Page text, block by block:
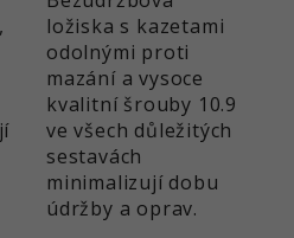
ložiska s kazetami
odolnými proti
mazání a vysoce
kvalitní šrouby 10.9
ve všech důležitých
sestavách
minimalizují dobu
údržby a oprav.
Mimo jiné náhodně
ID pro historické
vámi provedených
pokud to provozovatel
stránek nastavil.
a kampaních a ke
používání webových
pro analytickou zprávu
Soubory cookie ukládají
anonymně a k
jedinečných
přiřazují randoly
číslo.